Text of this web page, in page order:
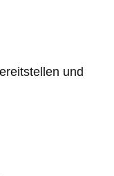
und